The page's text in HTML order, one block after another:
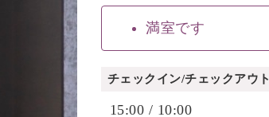
満室です
チェックイン/チェックアウト
15:00 / 10:00